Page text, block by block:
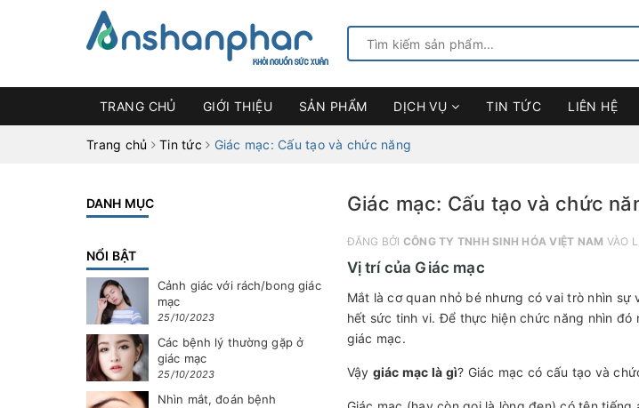
TRANG CHỦ GIỚI THIỆU SẢN PHẨM DỊCH VỤ TIN TỨC LIÊN HỆ
Trang chủ Tin tức Giác mạc: Cấu tạo và chức năng
Giác mạc: Cấu tạo và chức
ĐĂNG BỞI CÔNG TY TNHH SINH HÓA VIỆT NAM VÀO
Vị trí của Giác mạc
Mắt là cơ quan nhỏ bé nhưng có vai trò nhìn
hết sức tinh vi. Để thực hiện chức năng nhìn
giác mạc.
Vậy giác mạc là gì? Giác mạc có cấu tạo và
DANH MỤC
NỔI BẬT
Cảnh giác với rách/bong giác
mạc
25/10/2023
Các bệnh lý thường gặp ở
giác mạc
25/10/2023
Nhìn mắt, đoán bệnh